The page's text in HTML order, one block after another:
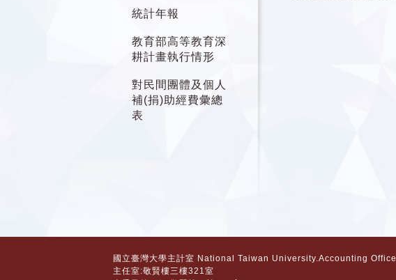
統計年報
教育部高等教育深
耕計畫執行情形
對民間團體及個人
補(捐)助經費彙總
表
國立臺灣大學主計室 National Taiwan University.Accounting Office
主任室:敬賢樓三樓321室